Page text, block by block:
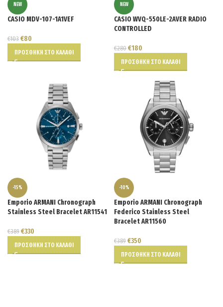
NEW
CASIO MDV-107-1A1VEF
€103 €80
ΠΡΟΣΘΉΚΗ ΣΤΟ ΚΑΛΆΘΙ
NEW
CASIO WVQ-550LE-2AVER RADIO
CONTROLLED
€280 €180
ΠΡΟΣΘΉΚΗ ΣΤΟ ΚΑΛΆΘΙ
-15%
Emporio ARMANI Chronograph
Stainless Steel Bracelet AR11541
€389 €330
ΠΡΟΣΘΉΚΗ ΣΤΟ ΚΑΛΆΘΙ
-10%
Emporio ARMANI Chronograph
Federico Stainless Steel
Bracelet AR11560
€389 €350
ΠΡΟΣΘΉΚΗ ΣΤΟ ΚΑΛΆΘΙ